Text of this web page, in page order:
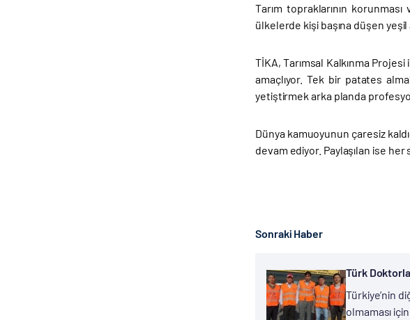
Tarım topraklarının
ülkelerde kişi başına düşen yeşil
TİKA, Tarımsal Kalkınma
amaçlıyor. Tek bir patates
yetiştirmek arka planda
Dünya kamuoyunun çaresiz
devam ediyor. Paylaşılan ise
Sonraki Haber
Türk
Türkiye’nin
olmaması